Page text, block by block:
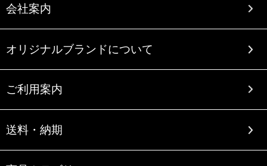
会社案内
オリジナルブランドについて
ご利用案内
送料・納期